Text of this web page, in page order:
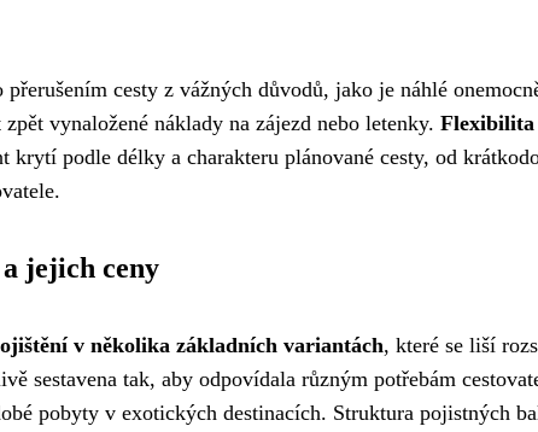
cesty z vážných důvodů, jako je náhlé
vynaložené náklady na zájezd nebo letenky. Flexibilita
krytí podle délky a charakteru plánované cesty, od
jejich ceny
v několika základních variantách, které se liší
sestavena tak, aby odpovídala různým potřebám
pobyty v exotických destinacích. Struktura pojistných